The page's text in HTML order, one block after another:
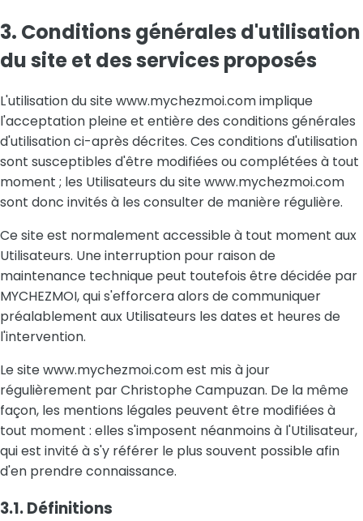
3. Conditions générales d'utilisation
du site et des services proposés
L'utilisation du site www.mychezmoi.com implique
l'acceptation pleine et entière des conditions générales
d'utilisation ci-après décrites. Ces conditions d'utilisation
sont susceptibles d'être modifiées ou complétées à tout
moment ; les Utilisateurs du site www.mychezmoi.com
sont donc invités à les consulter de manière régulière.
Ce site est normalement accessible à tout moment aux
Utilisateurs. Une interruption pour raison de
maintenance technique peut toutefois être décidée par
MYCHEZMOI, qui s'efforcera alors de communiquer
préalablement aux Utilisateurs les dates et heures de
l'intervention.
Le site www.mychezmoi.com est mis à jour
régulièrement par Christophe Campuzan. De la même
façon, les mentions légales peuvent être modifiées à
tout moment : elles s'imposent néanmoins à l'Utilisateur,
qui est invité à s'y référer le plus souvent possible afin
d'en prendre connaissance.
3.1. Définitions